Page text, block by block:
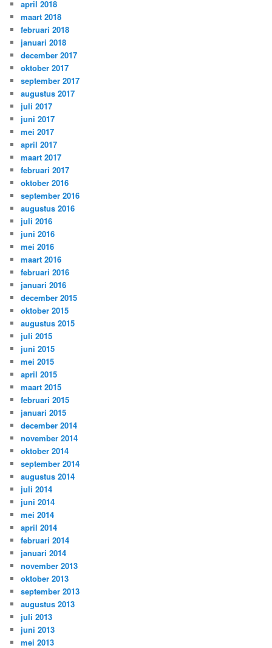
april 2018
maart 2018
februari 2018
januari 2018
december 2017
oktober 2017
september 2017
augustus 2017
juli 2017
juni 2017
mei 2017
april 2017
maart 2017
februari 2017
oktober 2016
september 2016
augustus 2016
juli 2016
juni 2016
mei 2016
maart 2016
februari 2016
januari 2016
december 2015
oktober 2015
augustus 2015
juli 2015
juni 2015
mei 2015
april 2015
maart 2015
februari 2015
januari 2015
december 2014
november 2014
oktober 2014
september 2014
augustus 2014
juli 2014
juni 2014
mei 2014
april 2014
februari 2014
januari 2014
november 2013
oktober 2013
september 2013
augustus 2013
juli 2013
juni 2013
mei 2013